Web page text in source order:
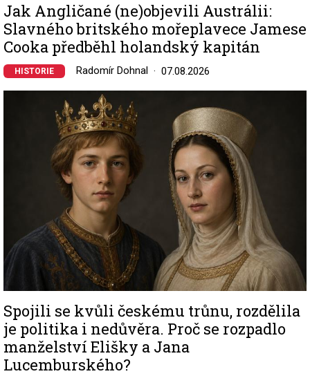
Jak Angličané (ne)objevili Austrálii:
Slavného britského mořeplavece Jamese
Cooka předběhl holandský kapitán
HISTORIE Radomír Dohnal 07.08.2026
Spojili se kvůli českému trůnu, rozdělila
je politika i nedůvěra. Proč se rozpadlo
manželství Elišky a Jana
Lucemburského?